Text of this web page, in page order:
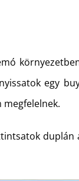
egy
duplán